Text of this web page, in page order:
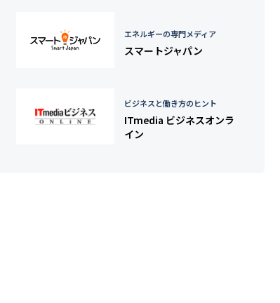
エネルギーの専門メディア
スマートジャパン
ビジネスと働き方のヒント
ITmedia ビジネスオンラ
イン